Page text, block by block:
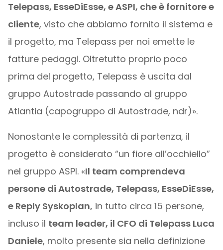
Telepass, EsseDiEsse, e ASPI, che è fornitore e
cliente, visto che abbiamo fornito il sistema e
il progetto, ma Telepass per noi emette le
fatture pedaggi. Oltretutto proprio poco
prima del progetto, Telepass è uscita dal
gruppo Autostrade passando al gruppo
Atlantia (capogruppo di Autostrade, ndr)».
Nonostante le complessità di partenza, il
progetto è considerato “un fiore all’occhiello”
nel gruppo ASPI. «Il team comprendeva
persone di Autostrade, Telepass, EsseDiEsse,
e Reply Syskoplan, in tutto circa 15 persone,
incluso il team leader, il CFO di Telepass Luca
Daniele, molto presente sia nella definizione